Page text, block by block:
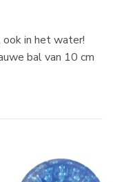
in het water!
bal van 10 cm